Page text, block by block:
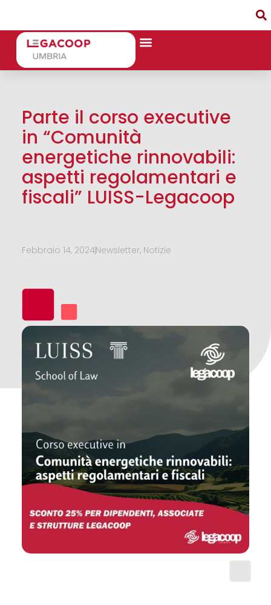
Parte il corso executive
in “Comunità
energetiche rinnovabili:
aspetti regolamentari e
fiscali” LUISS-Legacoop
Febbraio 14, 2024Newsletter, Notizie